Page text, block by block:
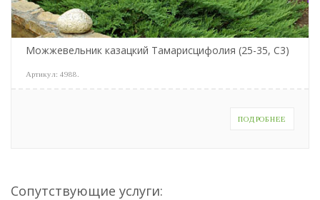
Можжевельник казацкий Тамарисцифолия (25-35, С3)
Артикул: 4988
ПОДРОБНЕЕ
Сопутствующие услуги: